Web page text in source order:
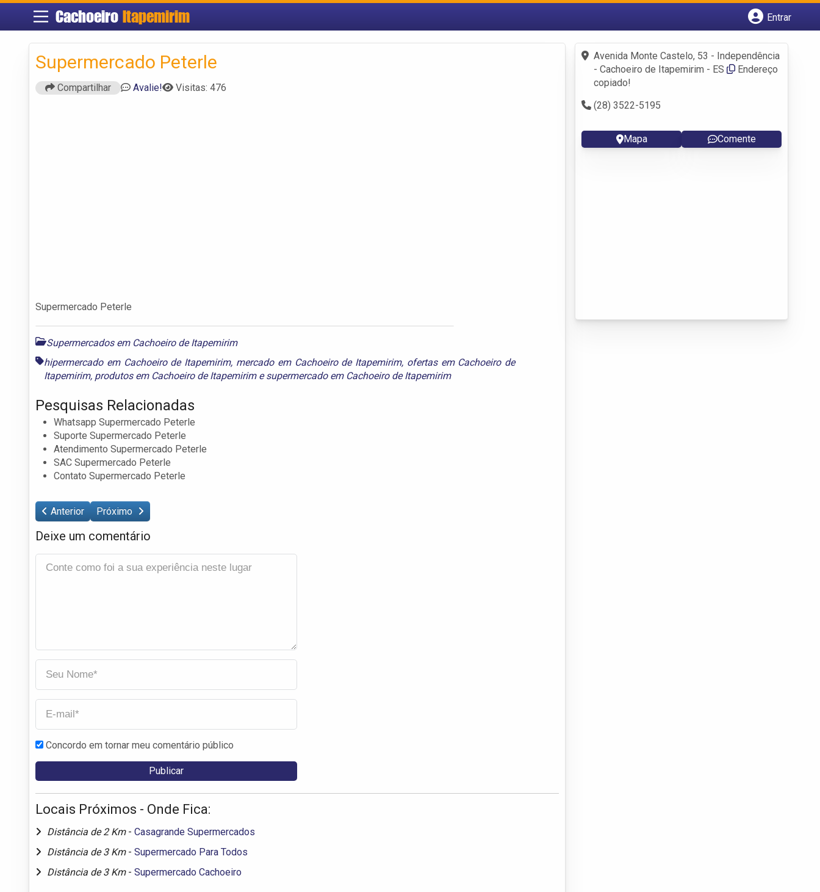
Cachoeiro Itapemirim
Entrar
Fazer login
Criar conta
Supermercado Peterle
Compartilhar Avalie! Visitas: 476
Supermercado Peterle
Supermercados em Cachoeiro de Itapemirim
hipermercado em Cachoeiro de Itapemirim, mercado em Cachoeiro de Itapemirim, ofertas em Cachoeiro de
Itapemirim, produtos em Cachoeiro de Itapemirimesupermercado em Cachoeiro de Itapemirim
Pesquisas Relacionadas
Whatsapp Supermercado Peterle
Suporte Supermercado Peterle
Atendimento Supermercado Peterle
SAC Supermercado Peterle
Contato Supermercado Peterle
Anterior Próximo
Deixe um comentário
Concordo em tornar meu comentário público
Locais Próximos - Onde Fica:
Distância de 2 Km - Casagrande Supermercados
Distância de 3 Km - Supermercado Para Todos
Distância de 3 Km - Supermercado Cachoeiro
Avenida Monte Castelo, 53 - Independência
- Cachoeiro de Itapemirim - ES
Endereço
copiado!
(28) 3522-5195
Mapa Comente